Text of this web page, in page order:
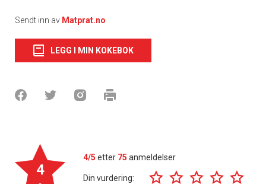
Sendt inn av Matprat.no
LEGG I MIN KOKEBOK
4
4/5 etter 75 anmeldelser
Din vurdering: